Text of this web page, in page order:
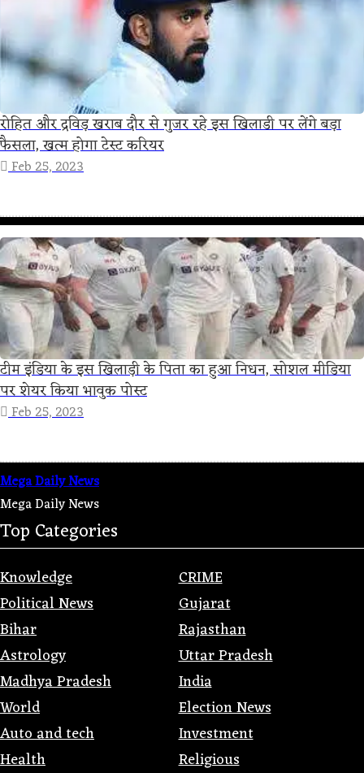
रोहित और द्रविड़ खराब दौर से गुजर रहे इस खिलाडी पर लेंगे बड़ा
फैसला, खत्म होगा टेस्ट करियर
Feb 25, 2023
टीम इंडिया के इस खिलाड़ी के पिता का हुआ निधन, सोशल मीडिया
पर शेयर किया भावुक पोस्ट
Feb 25, 2023
Mega Daily News
Mega Daily News
Top Categories
Knowledge
CRIME
Political News
Gujarat
Bihar
Rajasthan
Astrology
Uttar Pradesh
Madhya Pradesh
India
World
Election News
Auto and tech
Investment
Health
Religious